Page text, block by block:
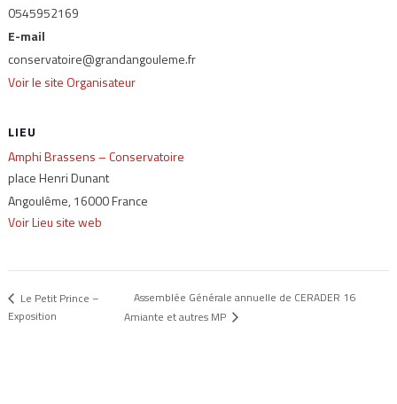
LIEU
Amphi Brassens – Conservatoire
place Henri Dunant
Angoulême,16000France
Voir Lieu site web
0545952169
E-mail
conservatoire@grandangouleme.fr
Voir le site Organisateur
Le Petit Prince –
Exposition
Assemblée Générale annuelle de CERADER 16
Amiante et autres MP